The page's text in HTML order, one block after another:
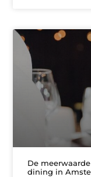
De
dining in